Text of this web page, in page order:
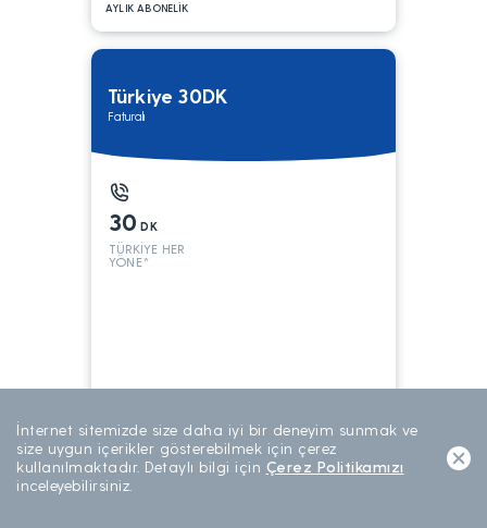
AYLIK ABONELİK
Türkiye 30DK
Faturalı
30 DK
TÜRKİYE HER
YÖNE*
199
AYLIK ABONELİK
İnternet sitemizde size daha iyi bir deneyim sunmak ve
size uygun içerikler gösterebilmek için çerez
kullanılmaktadır. Detaylı bilgi için Çerez Politikamızı
inceleyebilirsiniz.